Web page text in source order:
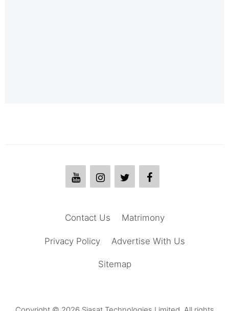
Matrimony
Contact Us
Advertise With Us
Privacy Policy
Sitemap